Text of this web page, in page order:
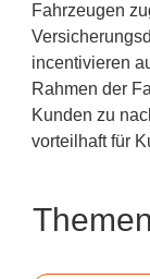
Fahrzeugen
incentivieren
Rahmen der
Kunden zu
vorteilhaft für
Themen